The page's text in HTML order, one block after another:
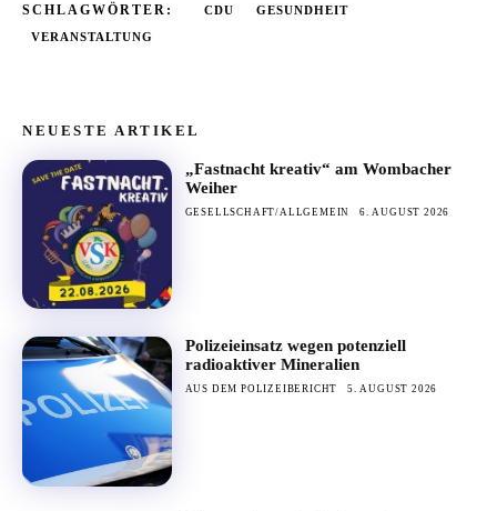
SCHLAGWÖRTER: CDU
GESUNDHEIT
VERANSTALTUNG
NEUESTE ARTIKEL
„Fastnacht kreativ“ am Wombacher
Weiher
GESELLSCHAFT/ALLGEMEIN 6. AUGUST 2026
Polizeieinsatz wegen potenziell
radioaktiver Mineralien
AUS DEM POLIZEIBERICHT 5. AUGUST 2026